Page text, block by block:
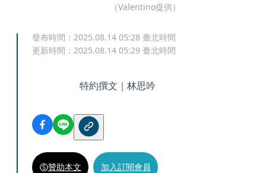
（Valentino提供）
發布時間： 2025.08.14 05:28 臺北時間
更新時間： 2025.08.14 05:29 臺北時間
特約撰文｜林思吟
贊助本文 加入訂閱會員